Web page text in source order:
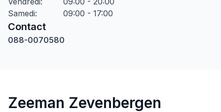
Samedi: 09:00 - 17:00
Contact
088-0070580
Zeeman Zevenbergen